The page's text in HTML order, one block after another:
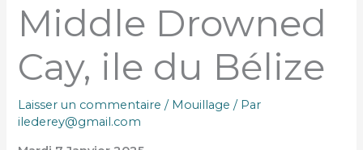
Middle Drowned
Cay, ile du Bélize
Laisser un commentaire / Mouillage / Par
ilederey@gmail.com